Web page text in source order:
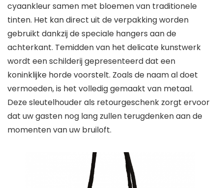
cyaankleur samen met bloemen van traditionele
tinten. Het kan direct uit de verpakking worden
gebruikt dankzij de speciale hangers aan de
achterkant. Temidden van het delicate kunstwerk
wordt een schilderij gepresenteerd dat een
koninklijke horde voorstelt. Zoals de naam al doet
vermoeden, is het volledig gemaakt van metaal.
Deze sleutelhouder als retourgeschenk zorgt ervoor
dat uw gasten nog lang zullen terugdenken aan de
momenten van uw bruiloft.